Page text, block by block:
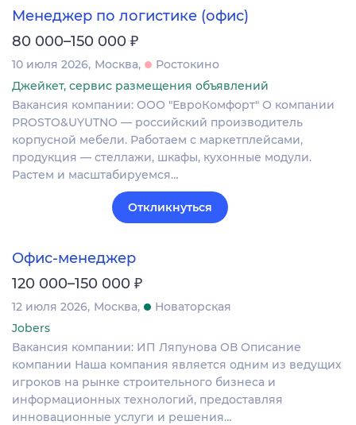
Менеджер по логистике (офис)
80 000–150 000 ₽
10 июля 2026 Москва
Ростокино
Джейкет, сервис размещения объявлений
Вакансия компании: ООО "ЕвроКомфорт" О компании
PROSTO&UYUTNO — российский производитель
корпусной мебели. Работаем с маркетплейсами,
продукция — стеллажи, шкафы, кухонные модули.
Растем и масштабируемся…
Откликнуться
Офис-менеджер
120 000–150 000 ₽
12 июля 2026 Москва
Новаторская
Jobers
Вакансия компании: ИП Ляпунова ОВ Описание
компании Наша компания является одним из ведущих
игроков на рынке строительного бизнеса и
информационных технологий, предоставляя
инновационные услуги и решения…